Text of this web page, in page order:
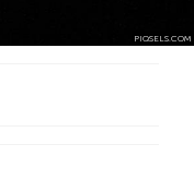
PIQSELS.COM